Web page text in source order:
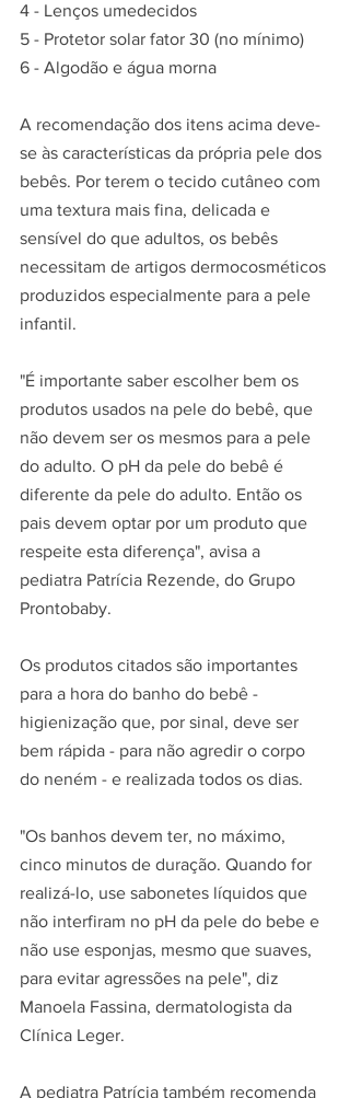
4 - Lenços umedecidos
5 - Protetor solar fator 30 (no mínimo)
6 - Algodão e água morna
A recomendação dos itens acima deve-
se às características da própria pele dos
bebês. Por terem o tecido cutâneo com
uma textura mais fina, delicada e
sensível do que adultos, os bebês
necessitam de artigos dermocosméticos
produzidos especialmente para a pele
infantil.
"É importante saber escolher bem os
produtos usados na pele do bebê, que
não devem ser os mesmos para a pele
do adulto. O pH da pele do bebê é
diferente da pele do adulto. Então os
pais devem optar por um produto que
respeite esta diferença", avisa a
pediatra Patrícia Rezende, do Grupo
Prontobaby.
Os produtos citados são importantes
para a hora do banho do bebê -
higienização que, por sinal, deve ser
bem rápida - para não agredir o corpo
do neném - e realizada todos os dias.
"Os banhos devem ter, no máximo,
cinco minutos de duração. Quando for
realizá-lo, use sabonetes líquidos que
não interfiram no pH da pele do bebe e
não use esponjas, mesmo que suaves,
para evitar agressões na pele", diz
Manoela Fassina, dermatologista da
Clínica Leger.
A pediatra Patrícia também recomenda